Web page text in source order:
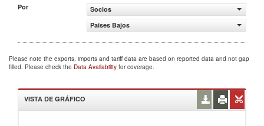
Por
Socios
Países Bajos
Please note the exports, imports and tariff data are based on reported data and not gap
filled. Please check the Data Availability for coverage.
VISTA DE GRÁFICO